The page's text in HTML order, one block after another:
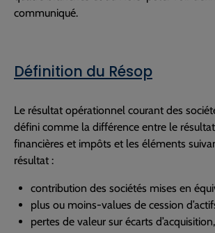
communiqué.
Définition du Résop
Le résultat opérationnel courant des
défini comme la différence entre le
financières et impôts et les éléments
résultat :
contribution des sociétés mises en
plus ou moins-values de cession
pertes de valeur sur écarts